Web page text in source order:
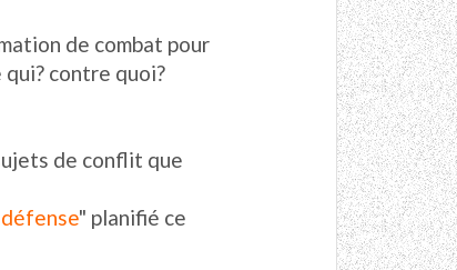
de combat pour
contre quoi?
de conflit que
" planifié ce